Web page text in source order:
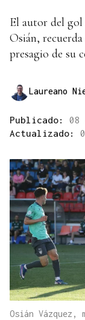
El autor del
Osián,
presagio de su
Laureano
Publicado: 08
Actualizado:
Osián Vázquez,